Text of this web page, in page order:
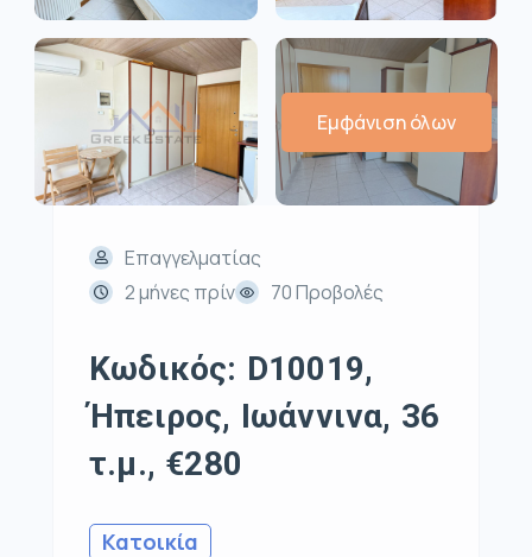
Εμφάνιση όλων
Επαγγελματίας
2 μήνες πρίν
70 Προβολές
Κωδικός: D10019,
Ήπειρος, Ιωάννινα, 36
τ.μ., €280
Κατοικία